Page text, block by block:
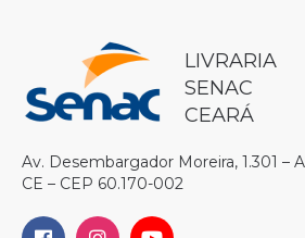
LIVRARIA
SENAC
CEARÁ
Av. Desembargador Moreira, 1.301 –
CE – CEP 60.170-002